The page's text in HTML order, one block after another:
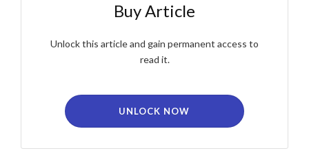
Buy Article
Unlock this article and gain permanent access to
read it.
UNLOCK NOW